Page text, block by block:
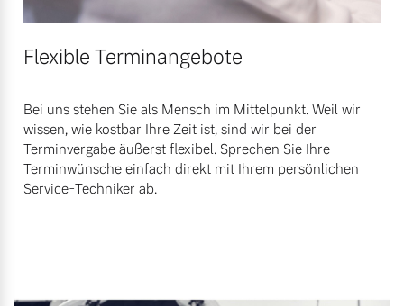
Flexible Terminangebote
Bei uns stehen Sie als Mensch im Mittelpunkt. Weil wir
wissen, wie kostbar Ihre Zeit ist, sind wir bei der
Terminvergabe äußerst flexibel. Sprechen Sie Ihre
Terminwünsche einfach direkt mit Ihrem persönlichen
Service-Techniker ab.